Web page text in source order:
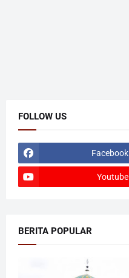
FOLLOW US
Facebook
Youtube
BERITA POPULAR